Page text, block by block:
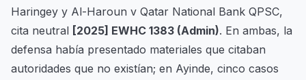
Haringey y Al-Haroun v Qatar National Bank QPSC,
cita neutral [2025] EWHC 1383 (Admin). En ambas, la
defensa había presentado materiales que citaban
autoridades que no existían; en Ayinde, cinco casos